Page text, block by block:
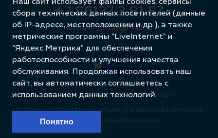
+7 86137 3 81 57
armavir_econ@mail.ru
© Администрация муниципального образования город
Армавир Краснодарского края
Разработка сайта – Интернет-Имидж
Наш сайт использует файлы cookies, сервисы
сбора технических данных посетителей (данные
об IP-адресе, местоположении и др.), а также
метрические программы "LiveInternet" и
"Яндекс.Метрика" для обеспечения
работоспособности и улучшения качества
обслуживания. Продолжая использовать наш
сайт, вы автоматически соглашаетесь с
использованием данных технологий.
Понятно